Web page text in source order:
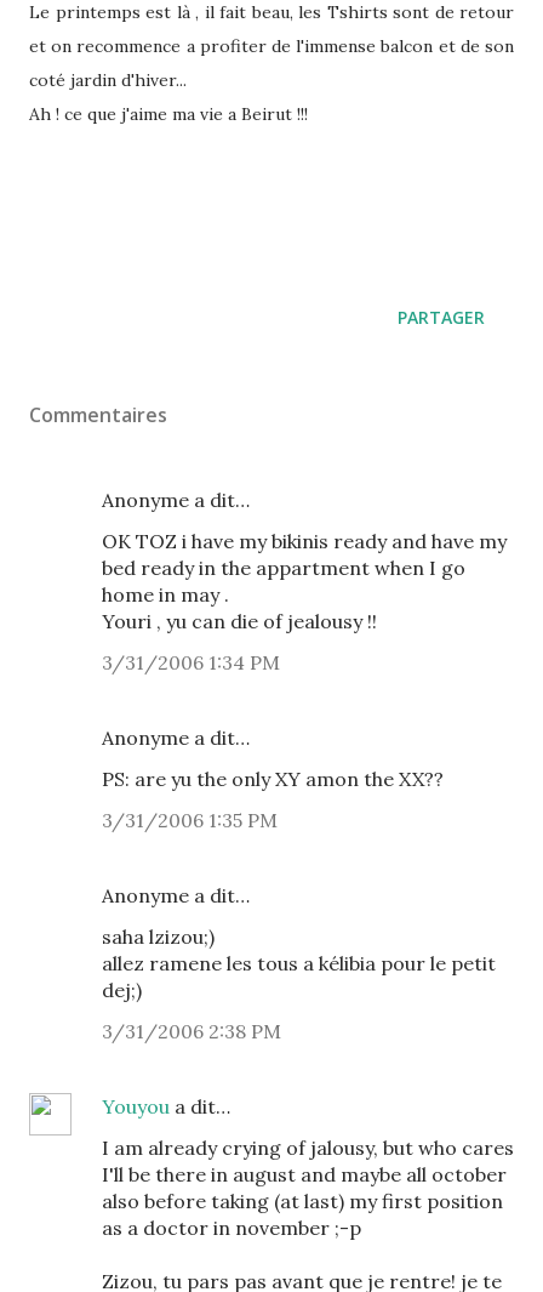
Le printemps est là , il fait beau, les Tshirts sont de retour
et on recommence a profiter de l'immense balcon et de son
coté jardin d'hiver...
Ah ! ce que j'aime ma vie a Beirut !!!
PARTAGER
Commentaires
Anonyme a dit…
OK TOZ i have my bikinis ready and have my
bed ready in the appartment when I go
home in may .
Youri , yu can die of jealousy !!
3/31/2006 1:34 PM
Anonyme a dit…
PS: are yu the only XY amon the XX??
3/31/2006 1:35 PM
Anonyme a dit…
saha lzizou;)
allez ramene les tous a kélibia pour le petit
dej;)
3/31/2006 2:38 PM
Youyou a dit…
I am already crying of jalousy, but who cares
I'll be there in august and maybe all october
also before taking (at last) my first position
as a doctor in november ;-p
Zizou, tu pars pas avant que je rentre! je te